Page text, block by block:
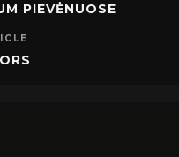
PIEVĖNUOSE